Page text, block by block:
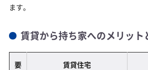
ます。
賃貸から持ち家へのメリット
要
賃貸住宅